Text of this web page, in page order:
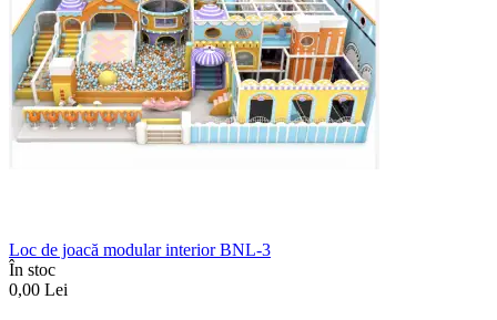
Loc de joacă modular interior BNL-3
În stoc
0,00 Lei